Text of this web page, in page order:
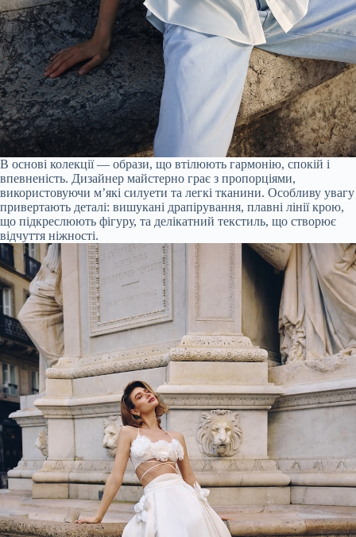
В основі колекції — образи, що втілюють гармонію, спокій і
впевненість. Дизайнер майстерно грає з пропорціями,
використовуючи м’які силуети та легкі тканини. Особливу увагу
привертають деталі: вишукані драпірування, плавні лінії крою,
що підкреслюють фігуру, та делікатний текстиль, що створює
відчуття ніжності.